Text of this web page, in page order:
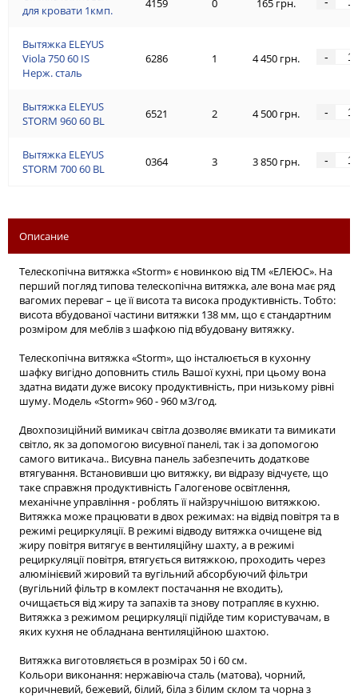
для кровати 1кмп.
Вытяжка ELEYUS
Viola 750 60 IS
Нерж. сталь
Вытяжка ELEYUS
STORM 960 60 BL
Вытяжка ELEYUS
STORM 700 60 BL
6286 1 4 450 грн. -
6521 2 4 500 грн. -
0364 3 3 850 грн. -
Описание
Телескопічна витяжка «Storm» є новинкою від ТМ «ЕЛЕЮС». На
перший погляд типова телескопічна витяжка, але вона має ряд
вагомих переваг – це її висота та висока продуктивність. Тобто:
висота вбудованої частини витяжки 138 мм, що є стандартним
розміром для меблів з шафкою під вбудовану витяжку.
Телескопічна витяжка «Storm», що інсталюється в кухонну
шафку вигідно доповнить стиль Вашої кухні, при цьому вона
здатна видати дуже високу продуктивність, при низькому рівні
шуму. Модель «Storm» 960 - 960 м3/год.
Двохпозиційний вимикач світла дозволяє вмикати та вимикати
світло, як за допомогою висувної панелі, так і за допомогою
самого витикача.. Висувна панель забезпечить додаткове
втягування. Встановивши цю витяжку, ви відразу відчуєте, що
таке справжня продуктивність Галогенове освітлення,
механічне управління - роблять її найзручнішою витяжкою.
Витяжка може працювати в двох режимах: на відвід повітря та в
режимі рециркуляції. В режимі відводу витяжка очищене від
жиру повітря витягує в вентиляційну шахту, а в режимі
рециркуляції повітря, втягується витяжкою, проходить через
алюмінієвий жировий та вугільний абсорбуючий фільтри
(вугільний фільтр в комлект постачання не входить),
очищається від жиру та запахів та знову потрапляє в кухню.
Витяжка з режимом рециркуляції підійде тим користувачам, в
яких кухня не обладнана вентиляційною шахтою.
Витяжка виготовляється в розмірах 50 і 60 см.
Кольори виконання: нержавіюча сталь (матова), чорний,
коричневий, бежевий, білий, біла з білим склом та чорна з